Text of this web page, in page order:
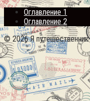
Оглавление 1
Оглавление 2
© 2026 Я путешественник